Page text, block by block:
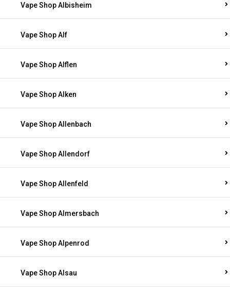
Vape Shop Albisheim
Vape Shop Alf
Vape Shop Alflen
Vape Shop Alken
Vape Shop Allenbach
Vape Shop Allendorf
Vape Shop Allenfeld
Vape Shop Almersbach
Vape Shop Alpenrod
Vape Shop Alsau